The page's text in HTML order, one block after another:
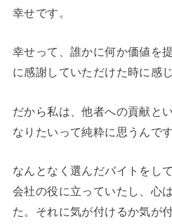
幸せです。
幸せって、誰かに何か価値を
に感謝していただけた時に感
だから私は、他者への貢献と
なりたいって純粋に思うんです
なんとなく選んだバイトをし
会社の役に立っていたし、心
た。それに気が付けるか気が